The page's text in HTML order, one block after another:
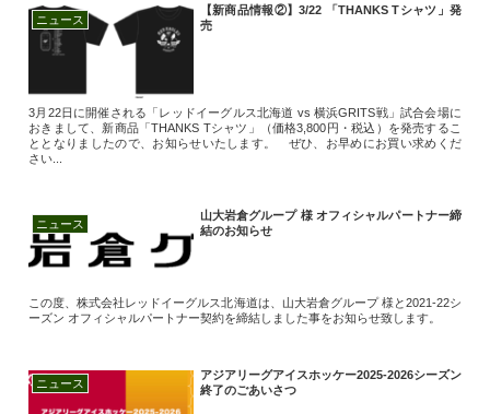
ニュース
【新商品情報②】3/22 「THANKS Tシャツ」発
売
3月22日に開催される「レッドイーグルス北海道 vs 横浜GRITS戦」試合会場に
おきまして、新商品「THANKS Tシャツ」（価格3,800円・税込）を発売するこ
ととなりましたので、お知らせいたします。 ぜひ、お早めにお買い求めくだ
さい...
ニュース
山大岩倉グループ 様 オフィシャルパートナー締
結のお知らせ
この度、株式会社レッドイーグルス北海道は、山大岩倉グループ 様と2021-22シ
ーズン オフィシャルパートナー契約を締結しました事をお知らせ致します。
ニュース
アジアリーグアイスホッケー2025-2026シーズン
終了のごあいさつ